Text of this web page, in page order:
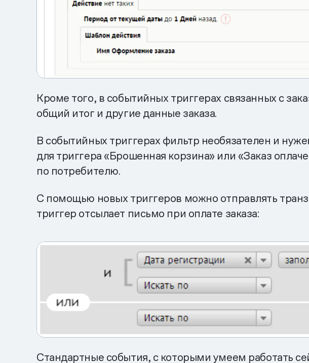
Кроме того, в событийных триггерах связанных с
общий итог и другие данные заказа.
В событийных триггерах фильтр необязателен и
для триггера «Брошенная корзина» или «Заказ
по потребителю.
С помощью новых триггеров можно отправлять
триггер отсылает письмо при оплате заказа:
Стандартные события, с которыми умеем работать